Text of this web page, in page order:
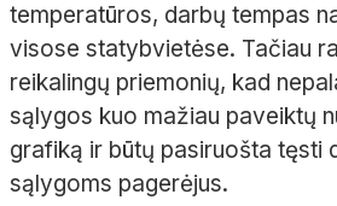
temperatūros, darbų tempas
visose statybvietėse. Tačiau
reikalingų priemonių, kad
sąlygos kuo mažiau paveiktų
grafiką ir būtų pasiruošta tęsti
sąlygoms pagerėjus.